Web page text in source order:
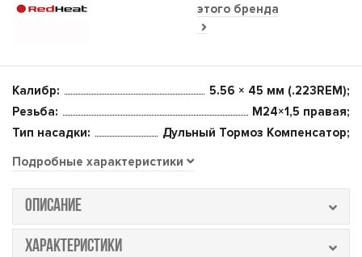
этого бренда
Калибр:
5.56 × 45 мм (.223REM);
Резьба:
М24×1,5 правая;
Тип насадки:
Дульный Тормоз Компенсатор;
Подробные характеристики
ОПИСАНИЕ
ХАРАКТЕРИСТИКИ